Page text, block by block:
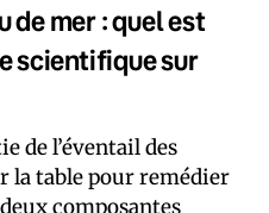
de mer : quel est
scientifique sur
de l’éventail des
la table pour remédier
composantes